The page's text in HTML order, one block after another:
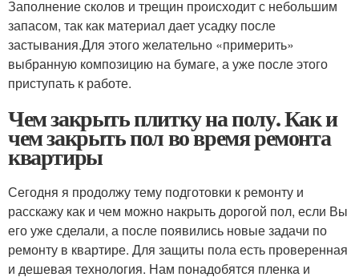
Заполнение сколов и трещин происходит с небольшим
запасом, так как материал дает усадку после
застывания.Для этого желательно «примерить»
выбранную композицию на бумаге, а уже после этого
приступать к работе.
Чем закрыть плитку на полу. Как и
чем закрыть пол во время ремонта
квартиры
Сегодня я продолжу тему подготовки к ремонту и
расскажу как и чем можно накрыть дорогой пол, если Вы
его уже сделали, а после появились новые задачи по
ремонту в квартире. Для защиты пола есть проверенная
и дешевая технология. Нам понадобятся пленка и